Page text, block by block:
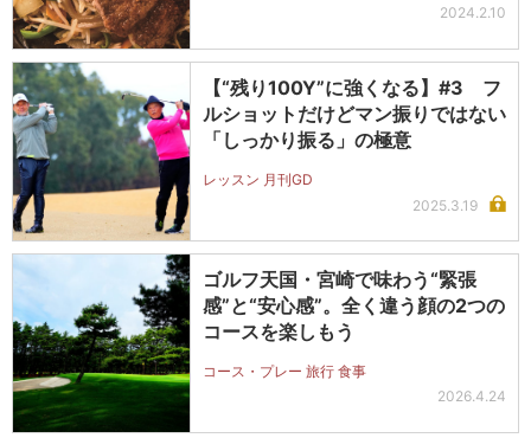
2024.2.10
【“残り100Y”に強くなる】#3 フ
ルショットだけどマン振りではない
「しっかり振る」の極意
レッスン 月刊GD
2025.3.19
ゴルフ天国・宮崎で味わう“緊張
感”と“安心感”。全く違う顔の2つの
コースを楽しもう
コース・プレー 旅行 食事
2026.4.24